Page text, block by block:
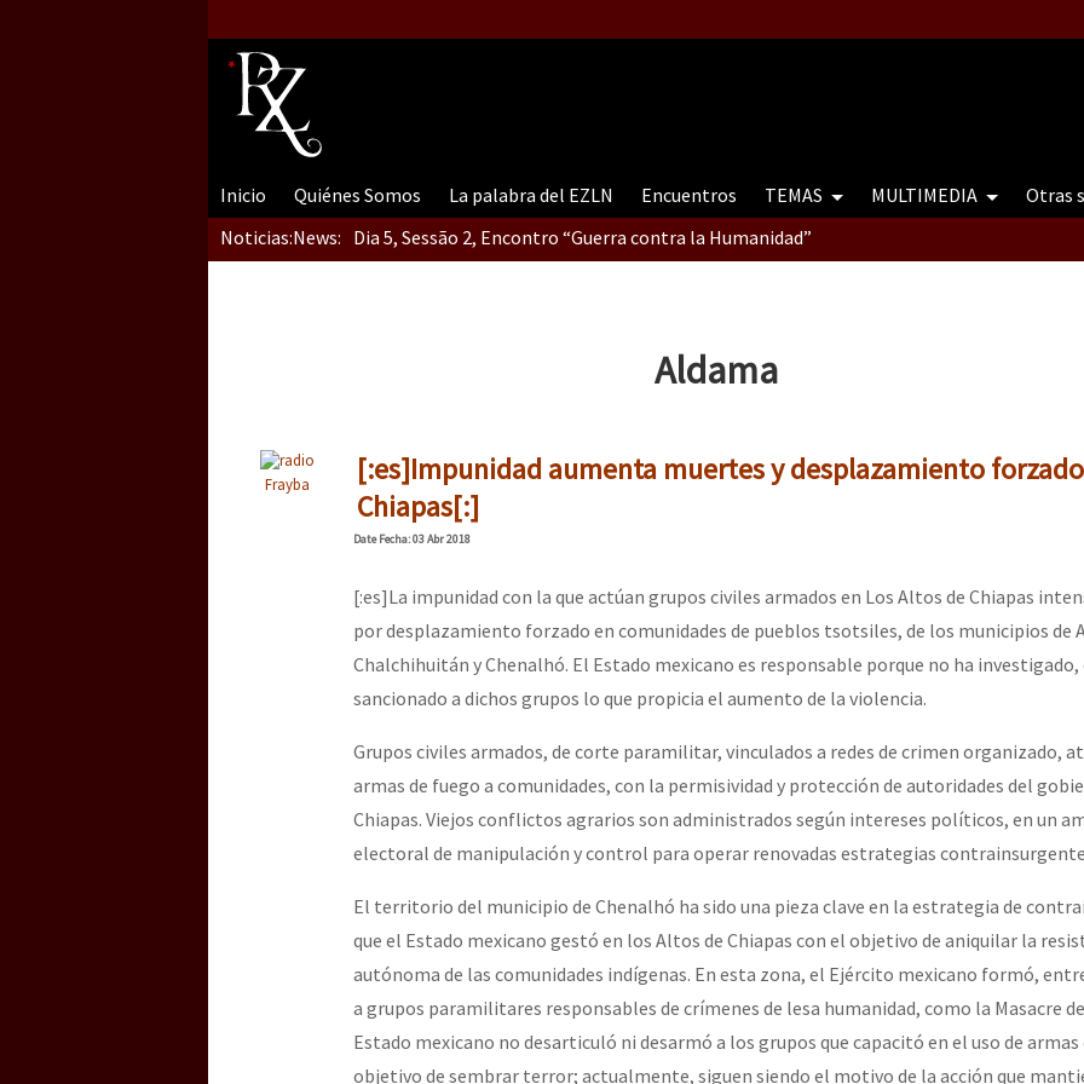
Inicio Quiénes Somos La palabra del EZLN Encuentros TEMAS MULTIMEDIA Otras
Noticias:News: Dia 5, Sessão 2, Encontro “Guerra contra la Humanidad”
Dia 3 do Encontro “Guerra contra a Humanidade”
Dia 2 do Encontro “Guerra contra a Humanidad”
Dia 1: Encontro “Guerra contra a Humanidade”
[CDMX – 20 julio] Jornadas globales por la libertad de Jesús Plácido Galindo y el alto a la
“Sonhando a Terra do Bem Virá” se publica no Estado Espanhol
Se o México sabe, que o mundo saiba! Nossas lutas pela memória, a justiça e a dignidade
Aldama
Frayba
[:es]Impunidad aumenta muertes y desplazamiento
Chiapas[:]
DateFecha: 03 Abr 2018
[:es]La impunidad con la que actúan grupos civiles armados en Los Altos de Chiapas
por desplazamiento forzado en comunidades de pueblos tsotsiles, de los municipios de
Chalchihuitán y Chenalhó. El Estado mexicano es responsable porque no ha investigado,
sancionado a dichos grupos lo que propicia el aumento de la violencia.
Grupos civiles armados, de corte paramilitar, vinculados a redes de crimen organizado,
armas de fuego a comunidades, con la permisividad y protección de autoridades del
Chiapas. Viejos conflictos agrarios son administrados según intereses políticos, en un
electoral de manipulación y control para operar renovadas estrategias
El territorio del municipio de Chenalhó ha sido una pieza clave en la estrategia de
que el Estado mexicano gestó en los Altos de Chiapas con el objetivo de aniquilar la
autónoma de las comunidades indígenas. En esta zona, el Ejército mexicano formó,
a grupos paramilitares responsables de crímenes de lesa humanidad, como la Masacre
Estado mexicano no desarticuló ni desarmó a los grupos que capacitó en el uso de armas
objetivo de sembrar terror; actualmente, siguen siendo el motivo de la acción que